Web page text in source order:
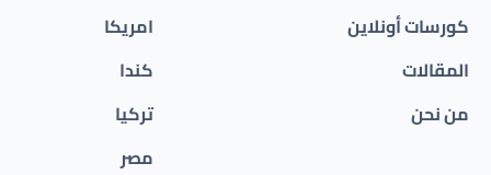
كورسات أونلاين
المقالات
من نحن
امريكا
كندا
تركيا
مصر